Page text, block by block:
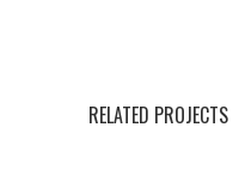
RELATED PROJECTS